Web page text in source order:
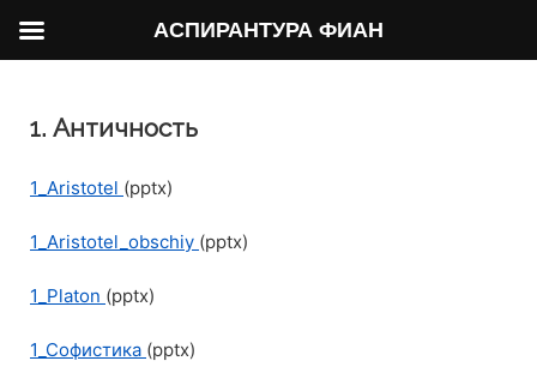
1. Античность
1_Aristotel (pptx)
1_Aristotel_obschiy (pptx)
1_Platon (pptx)
1_Софистика (pptx)
АСПИРАНТУРА ФИАН